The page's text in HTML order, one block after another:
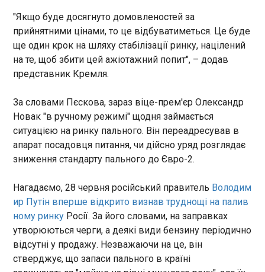
ЧС-2026
17:38:09
У Латвії електрика посадили на понад 5
років за шпигунство на користь РФ
Ризький міський суд засудив електрика за
шпигунство в інтересах російської військової
розвідки до позбавлення волі на п’ять років і
шість місяців без конфіскації майна, а також до
пробаційного нагляду на один рік і вісім місяців.
"Якщо буде досягнуто домовленостей за
прийнятними цінами, то це відбуватиметься. Це буде
ще один крок на шляху стабілізації ринку, націлений
на те, щоб збити цей ажіотажний попит", – додав
представник Кремля.
За словами Пєскова, зараз віце-прем'єр Олександр
Новак "в ручному режимі" щодня займається
ситуацією на ринку пального. Він переадресував в
апарат посадовця питання, чи дійсно уряд розглядає
зниження стандарту пального до Євро-2.
Нагадаємо, 28 червня російський правитель Володим
ир Путін вперше відкрито визнав труднощі на палив
ному ринку Росії. За його словами, на заправках
утворюються черги, а деякі види бензину періодично
відсутні у продажу. Незважаючи на це, він
стверджує, що запаси пального в країні